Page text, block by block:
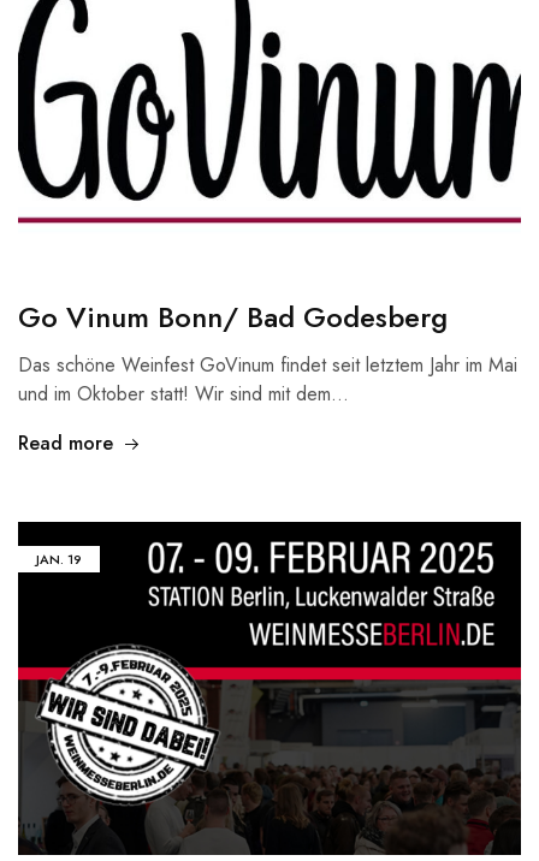
Go Vinum Bonn/ Bad Godesberg
Das schöne Weinfest GoVinum findet seit letztem Jahr im Mai
und im Oktober statt! Wir sind mit dem…
Read more
JAN. 19